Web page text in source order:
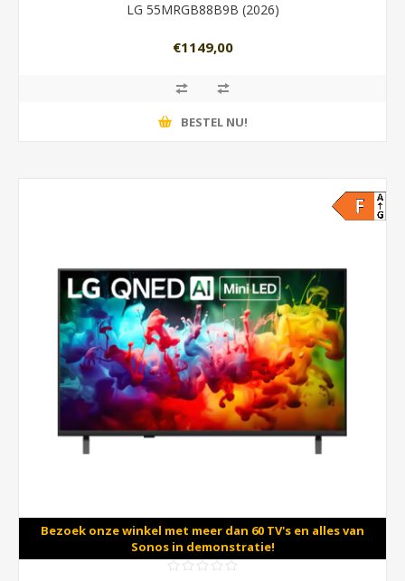
LG 55MRGB88B9B (2026)
€1149,00
BESTEL NU!
Bezoek onze winkel met meer dan 60 TV's en alles van
Sonos in demonstratie!